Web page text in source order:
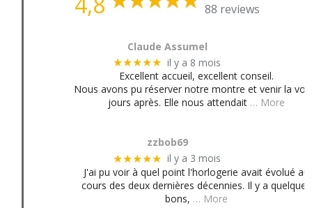
88 reviews
Claude Assumel
★★★★★ il y a 8 mois
Excellent accueil, excellent conseil.
Nous avons pu réserver notre montre et venir la
jours après. Elle nous attendait … More
zzbob69
★★★★★ il y a 3 mois
J'ai pu voir à quel point l'horlogerie avait évolué au
cours des deux dernières décennies. Il y a quelques
bons, … More